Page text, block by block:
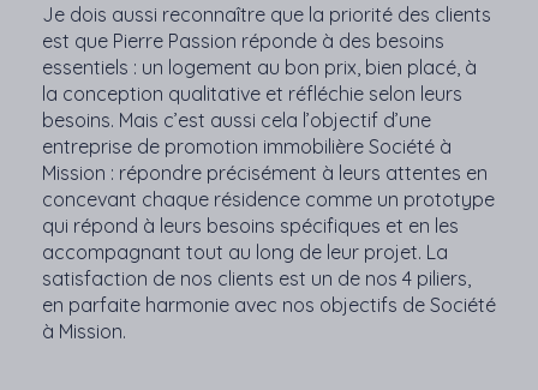
Je dois aussi reconnaître que la priorité des clients
est que Pierre Passion réponde à des besoins
essentiels : un logement au bon prix, bien placé, à
la conception qualitative et réfléchie selon leurs
besoins. Mais c’est aussi cela l’objectif d’une
entreprise de promotion immobilière Société à
Mission : répondre précisément à leurs attentes en
concevant chaque résidence comme un prototype
qui répond à leurs besoins spécifiques et en les
accompagnant tout au long de leur projet. La
satisfaction de nos clients est un de nos 4 piliers,
en parfaite harmonie avec nos objectifs de Société
à Mission.